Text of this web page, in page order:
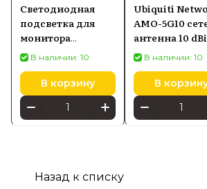
Светодиодная
подсветка для
монитора
SCREENBAR HALO
2
В наличии: 10
В корзину
Ubiquiti
AMO-5G10
антенна 10 dBi
Секторная
антенна
В наличии: 10
В
Назад к списку